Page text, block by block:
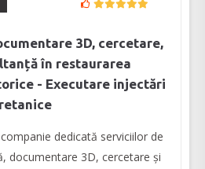
3D, cercetare,
în restaurarea
- Executare injectări
dedicată serviciilor de
documentare 3D, cercetare și